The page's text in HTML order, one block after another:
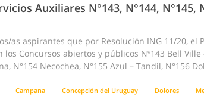
Auxiliares N°143, N°144, N°145,
as aspirantes que por Resolución ING 11/20,
Concursos abiertos y públicos Nº143 Bell Ville
N°154 Necochea, N°155 Azul – Tandil, N°156
Campana Concepción del Uruguay Dolores